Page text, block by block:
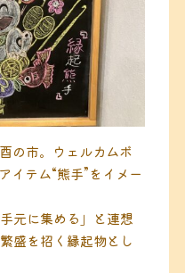
の市。ウェルカムボ
イテム“熊手”をイメー
元に集める」と連想
盛を招く縁起物とし